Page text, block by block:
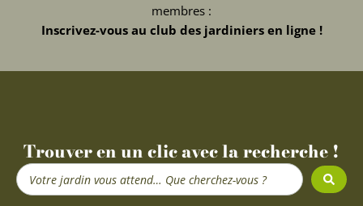
membres :
Inscrivez-vous au club des jardiniers en ligne !
Trouver en un clic avec la recherche !
Search
...